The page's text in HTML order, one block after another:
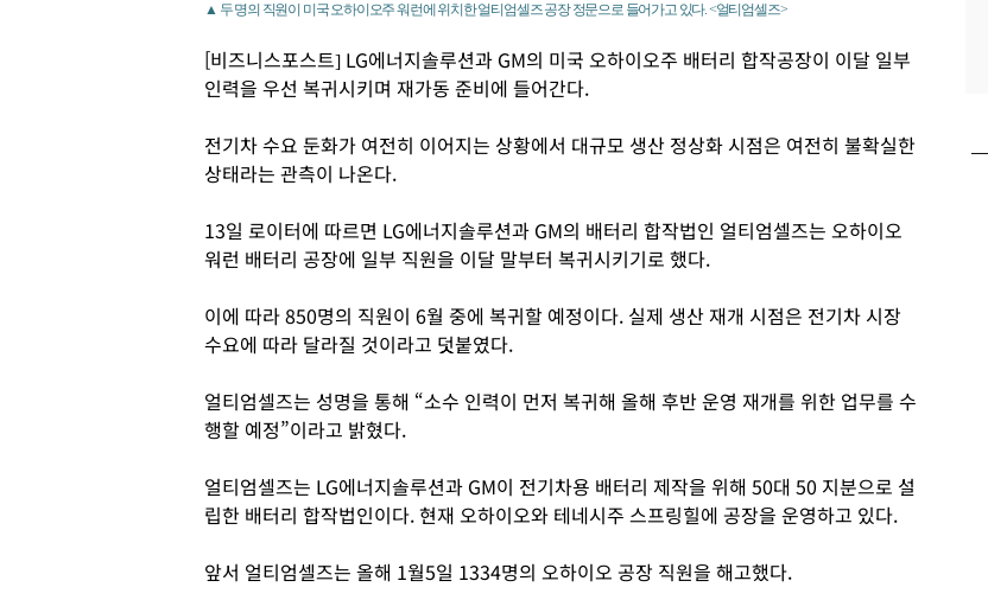
▲ 두 명의 직원이 미국 오하이오주 워런에 위치한 얼티엄셀즈 공장 정문으로 들어가고 있다. <얼티엄셀즈>
[비즈니스포스트] LG에너지솔루션과 GM의 미국 오하이오주 배터리 합작공장이 이달 일부
인력을 우선 복귀시키며 재가동 준비에 들어간다.
전기차 수요 둔화가 여전히 이어지는 상황에서 대규모 생산 정상화 시점은 여전히 불확실한
상태라는 관측이 나온다.
13일 로이터에 따르면 LG에너지솔루션과 GM의 배터리 합작법인 얼티엄셀즈는 오하이오
워런 배터리 공장에 일부 직원을 이달 말부터 복귀시키기로 했다.
이에 따라 850명의 직원이 6월 중에 복귀할 예정이다. 실제 생산 재개 시점은 전기차 시장
수요에 따라 달라질 것이라고 덧붙였다.
얼티엄셀즈는 성명을 통해 “소수 인력이 먼저 복귀해 올해 후반 운영 재개를 위한 업무를 수
행할 예정”이라고 밝혔다.
얼티엄셀즈는 LG에너지솔루션과 GM이 전기차용 배터리 제작을 위해 50대 50 지분으로 설
립한 배터리 합작법인이다. 현재 오하이오와 테네시주 스프링힐에 공장을 운영하고 있다.
앞서 얼티엄셀즈는 올해 1월5일 1334명의 오하이오 공장 직원을 해고했다.